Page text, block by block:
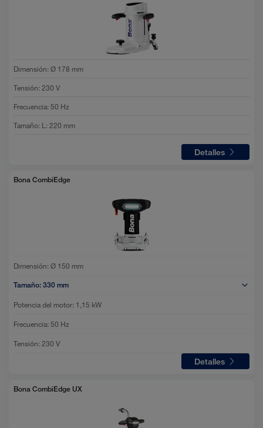
Dimensión:Ø 178 mm
Tensión:230 V
Frecuencia:50 Hz
Tamaño: L: 220 mm
Detalles
Bona CombiEdge
Dimensión: Ø 150 mm
Tamaño: 330 mm
Potencia del motor: 1,15 kW
Frecuencia: 50 Hz
Tensión: 230 V
Detalles
Bona CombiEdge UX